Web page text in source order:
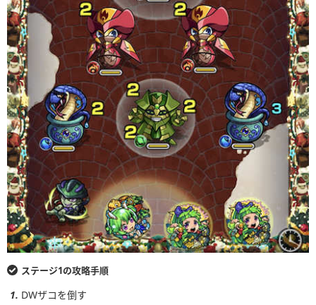
ステージ1の攻略手順
DWザコを倒す